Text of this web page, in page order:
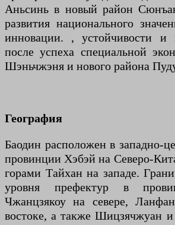
Аньсинь в новый район
развития национального
инновации. , устойчивости и
после успеха специальной
Шэньчжэня и нового района
География
Баодин расположен в западно-
провинции Хэбэй на Северо-
горами Тайхан на западе.
уровня префектур в
Чжанцзякоу на севере,
востоке, а также Шицзячжуан